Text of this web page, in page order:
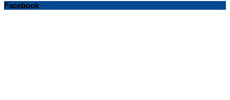
Facebook